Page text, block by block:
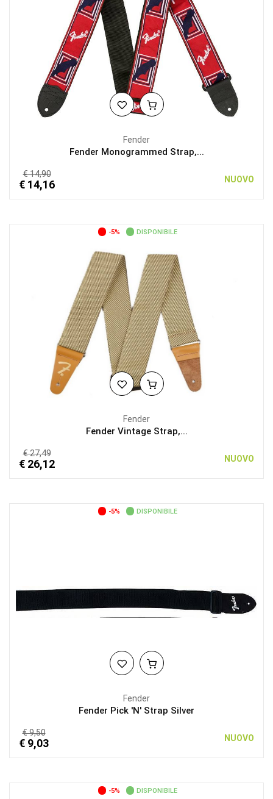
Fender
Fender Monogrammed Strap,...
€ 14,90
€ 14,16 NUOVO
-5% DISPONIBILE
Fender
Fender Vintage Strap,...
€ 27,49
€ 26,12 NUOVO
-5% DISPONIBILE
Fender
Fender Pick 'N' Strap Silver
€ 9,50
€ 9,03 NUOVO
-5% DISPONIBILE